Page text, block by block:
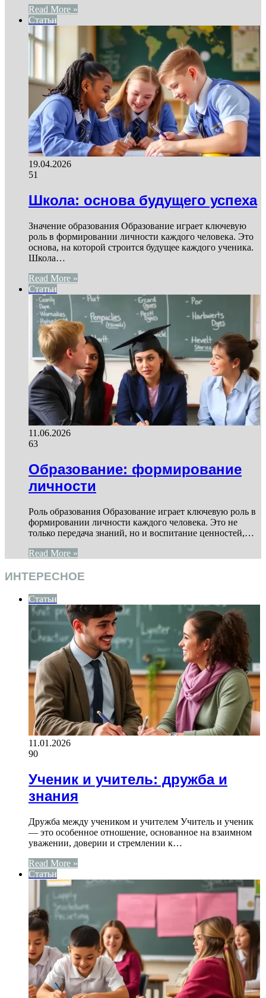
Read More »
Статьи
19.04.2026
51
Школа: основа будущего успеха
Значение образования Образование играет ключевую
роль в формировании личности каждого человека. Это
основа, на которой строится будущее каждого ученика.
Школа…
Read More »
Статьи
11.06.2026
63
Образование: формирование
личности
Роль образования Образование играет ключевую роль в
формировании личности каждого человека. Это не
только передача знаний, но и воспитание ценностей,…
Read More »
ИНТЕРЕСНОЕ
Статьи
11.01.2026
90
Ученик и учитель: дружба и
знания
Дружба между учеником и учителем Учитель и ученик
— это особенное отношение, основанное на взаимном
уважении, доверии и стремлении к…
Read More »
Статьи